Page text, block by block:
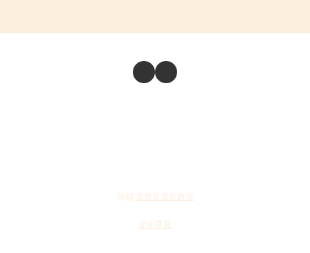
商舖 退貨及退款政策
提出意見